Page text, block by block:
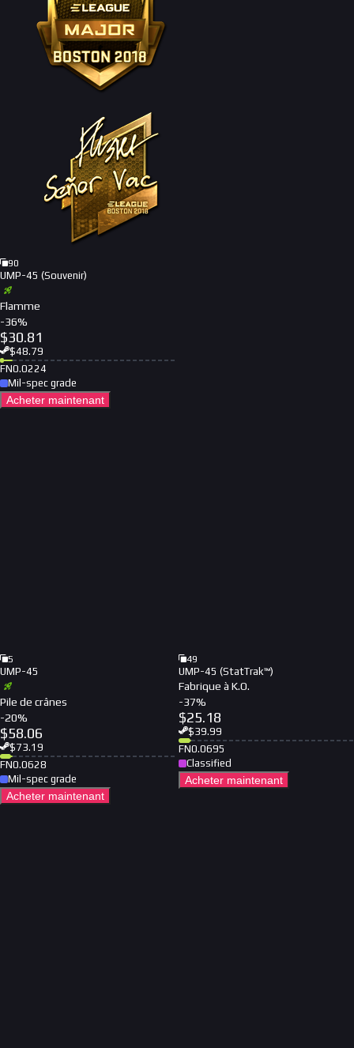
90
UMP-45 (Souvenir)
Flamme
-36%
$30.81
$48.79
FN0.0224
Mil-spec grade
Acheter maintenant
5
UMP-45
Pile de crânes
-20%
$58.06
$73.19
FN0.0628
Mil-spec grade
Acheter maintenant
49
UMP-45 (StatTrak™)
Fabrique à K.O.
-37%
$25.18
$39.99
FN0.0695
Classified
Acheter maintenant